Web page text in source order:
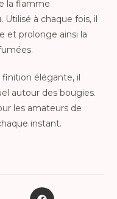
la flamme
à chaque fois, il
et prolonge ainsi la
élégante, il
autour des bougies.
les amateurs de
instant.